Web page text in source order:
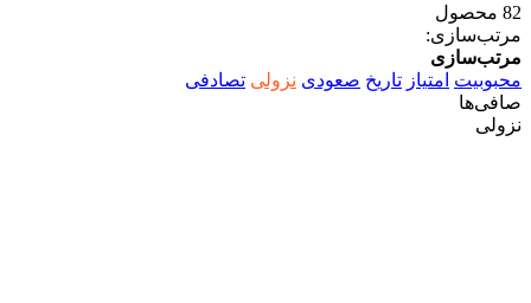
82 محصول
مرتب‌سازی:
مرتب‌سازی
محبوبیت امتیاز تاریخ صعودی نزولی تصادفی
صافی‌ها
نزولی